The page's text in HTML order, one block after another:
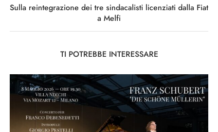
Sulla reintegrazione dei tre sindacalisti licenziati dalla Fiat
a Melfi
TI POTREBBE INTERESSARE